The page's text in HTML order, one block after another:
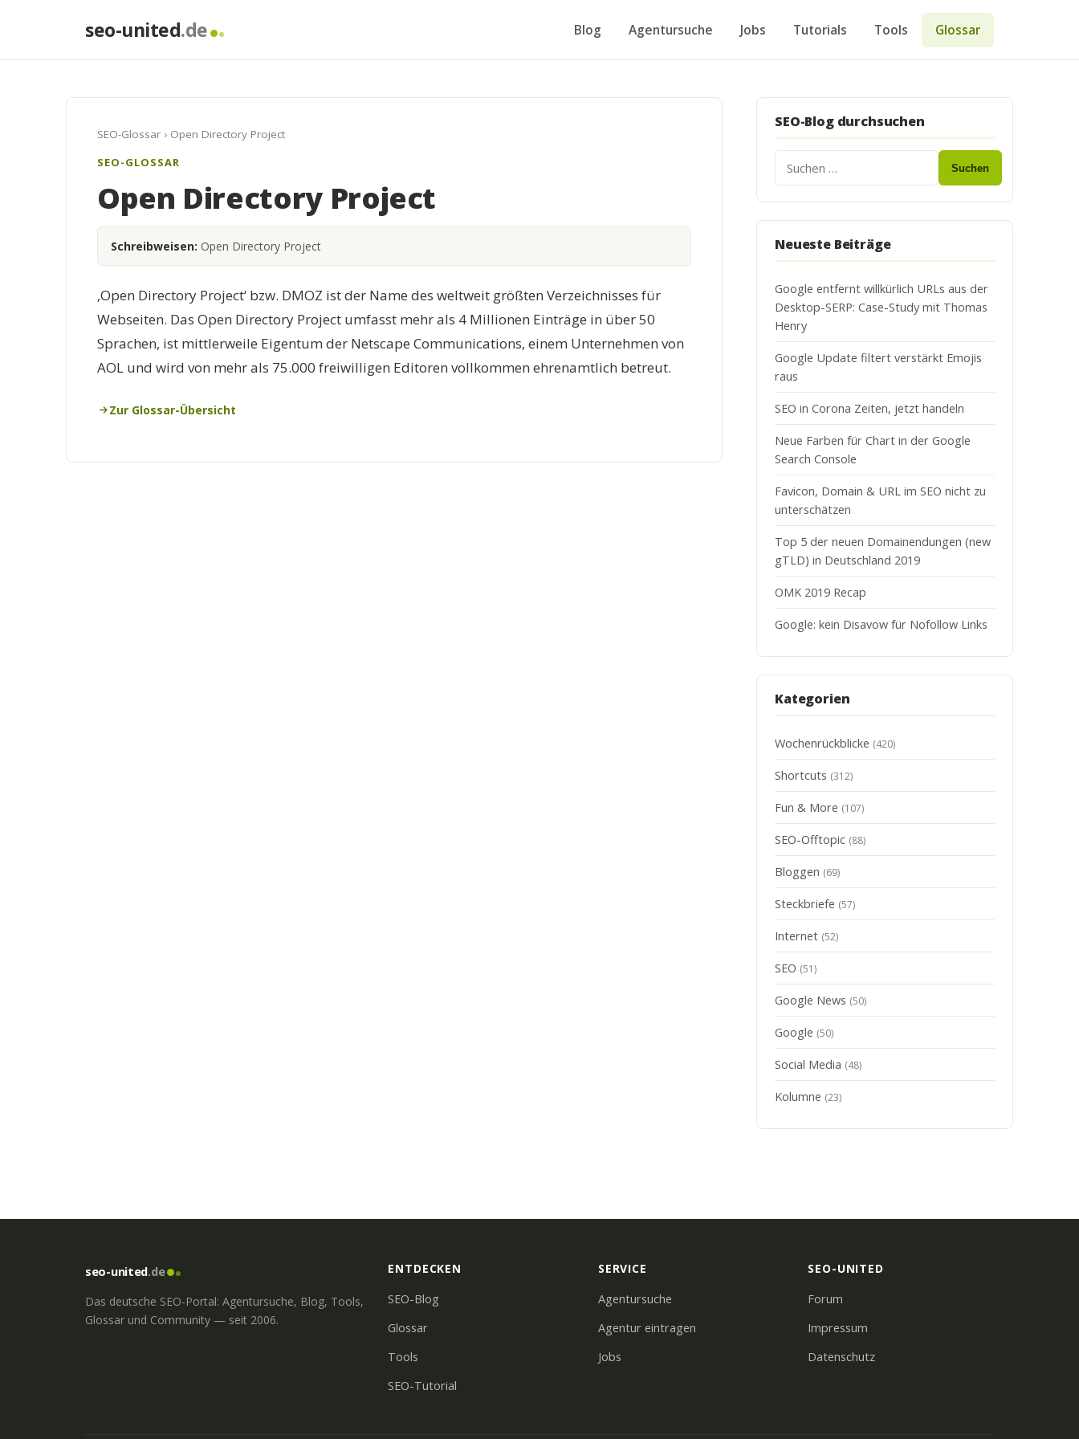
seo-united.de Blog Agentursuche Jobs Tutorials Tools Glossar
SEO-Glossar › Open Directory Project
SEO-GLOSSAR
Open Directory Project
Schreibweisen: Open Directory Project
‚Open Directory Project‘ bzw. DMOZ ist der Name des weltweit größten Verzeichnisses für
Webseiten. Das Open Directory Project umfasst mehr als 4 Millionen Einträge in über 50
Sprachen, ist mittlerweile Eigentum der Netscape Communications, einem Unternehmen von
AOL und wird von mehr als 75.000 freiwilligen Editoren vollkommen ehrenamtlich betreut.
Zur Glossar-Übersicht
SEO-Blog durchsuchen
Suchen
Neueste Beiträge
Google entfernt willkürlich URLs aus der
Desktop-SERP: Case-Study mit Thomas
Henry
Google Update filtert verstärkt Emojis
raus
SEO in Corona Zeiten, jetzt handeln
Neue Farben für Chart in der Google
Search Console
Favicon, Domain & URL im SEO nicht zu
unterschätzen
Top 5 der neuen Domainendungen (new
gTLD) in Deutschland 2019
OMK 2019 Recap
Google: kein Disavow für Nofollow Links
Kategorien
Wochenrückblicke (420)
Shortcuts (312)
Fun & More (107)
SEO-Offtopic (88)
Bloggen (69)
Steckbriefe (57)
Internet (52)
SEO (51)
Google News (50)
Google (50)
Social Media (48)
Kolumne (23)
seo-united.de
Das deutsche SEO-Portal: Agentursuche, Blog, Tools,
Glossar und Community — seit 2006.
ENTDECKEN
SEO-Blog
Glossar
Tools
SEO-Tutorial
SERVICE
Agentursuche
Agentur eintragen
Jobs
SEO-UNITED
Forum
Impressum
Datenschutz